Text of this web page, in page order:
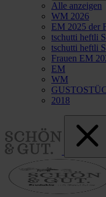
Alle anzeigen
WM 2026
EM 2025 der
tschutti heftli
tschutti heftli
Frauen EM
EM
WM
2018